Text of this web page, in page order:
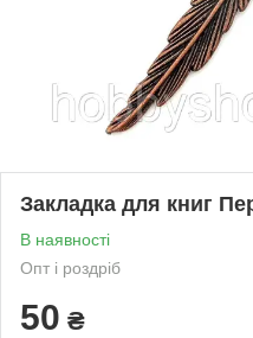
Закладка для книг
В наявності
Опт і роздріб
50 ₴